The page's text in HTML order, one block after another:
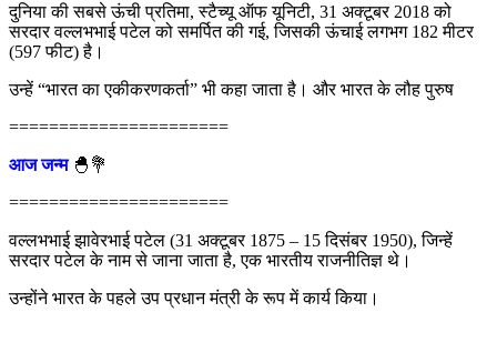
दुनिया की सबसे ऊंची प्रतिमा, स्टैच्यू ऑफ यूनिटी, 31 अक्टूबर 2018 को
सरदार वल्लभभाई पटेल को समर्पित की गई, जिसकी ऊंचाई लगभग 182 मीटर
(597 फीट) है।
उन्हें “भारत का एकीकरणकर्ता” भी कहा जाता है। और भारत के लौह पुरुष
======================
आज जन्म 🐣💐
======================
वल्लभभाई झावेरभाई पटेल (31 अक्टूबर 1875 – 15 दिसंबर 1950), जिन्हें
सरदार पटेल के नाम से जाना जाता है, एक भारतीय राजनीतिज्ञ थे।
उन्होंने भारत के पहले उप प्रधान मंत्री के रूप में कार्य किया।